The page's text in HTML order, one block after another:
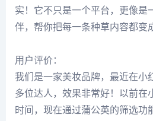
实！它不只是一个平台，更像是
伴，帮你把每一条种草内容都变
用户评价：
我们是一家美妆品牌，最近在小
多位达人，效果非常好！以前在
时间，现在通过蒲公英的筛选功